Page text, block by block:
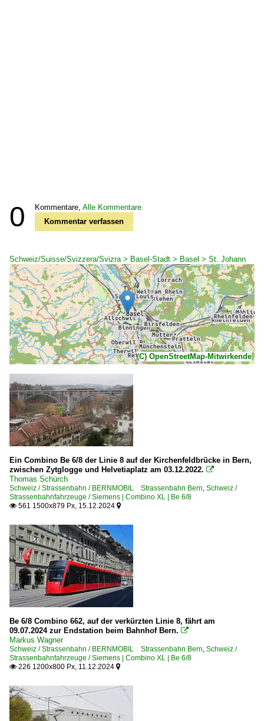
0 Kommentare, Alle Kommentare
Kommentar verfassen
Schweiz/Suisse/Svizzera/Svizra > Basel-Stadt > Basel > St. Johann
(C) OpenStreetMap-Mitwirkende
Ein Combino Be 6/8 der Linie 8 auf der Kirchenfeldbrücke in Bern,
zwischen Zytglogge und Helvetiaplatz am 03.12.2022. 
Thomas Schürch
Schweiz / Strassenbahn / BERNMOBIL Strassenbahn Bern, Schweiz /
Strassenbahnfahrzeuge / Siemens | Combino XL | Be 6/8
 561 1500x879 Px, 15.12.2024 
Be 6/8 Combino 662, auf der verkürzten Linie 8, fährt am
09.07.2024 zur Endstation beim Bahnhof Bern. 
Markus Wagner
Schweiz / Strassenbahn / BERNMOBIL Strassenbahn Bern, Schweiz /
Strassenbahnfahrzeuge / Siemens | Combino XL | Be 6/8
 226 1200x800 Px, 11.12.2024 